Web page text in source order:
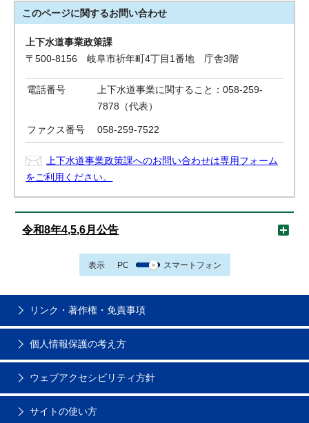
このページに関するお問い合わせ
上下水道事業政策課
〒500-8156 岐阜市祈年町4丁目1番地 庁舎3階
電話番号
上下水道事業に関すること：058-259-
7878（代表）
ファクス番号 058-259-7522
上下水道事業政策課へのお問い合わせは専用フォーム
をご利用ください。
令和8年4,5,6月公告
表示 PC スマートフォン
リンク・著作権・免責事項
個人情報保護の考え方
ウェブアクセシビリティ方針
サイトの使い方